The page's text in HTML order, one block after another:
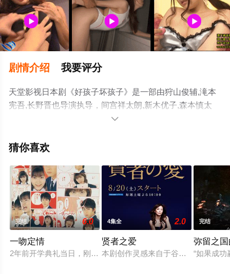
剧情介绍 我要评分
天堂影视日本剧《好孩子坏孩子》是一部由狩山俊辅,滝本
宪吾,长野晋也导演执导，间宫祥太朗,新木优子,森本慎太
郎,深川麻衣,户塚纯贵,刚力彩芽,木村昴,藤间爽子,工藤阿须
志织,秋谷郁甫,田中美久,宫崎莉里沙,矢柴俊博,赤间麻里子,
斗,松岡夏輝,和田爱海,渡邉櫂,荒木美緒,三上野乃花等演员
精彩演绎的日本电视剧，大结局剧情已揭晓（1-10全
集），手机免费观看高清无删减完整版电视剧全集就上天
堂电影网，更多相关信息可移步至豆瓣电视剧、电视猫或
剧情网等平台了解。

猜你喜欢
完结 6.0
一吻定情
2年前开学典礼当日，刚进入圣·都南学园，高中部就读的脱线
4集全 2.0
贤者之爱
本剧创作灵感来自于谷崎润一郎的《
完结
弥留之
“如果成